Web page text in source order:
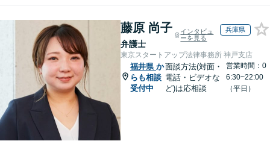
藤原 尚子
弁護士
インタビュ
ーを見る
兵庫県
東京スタートアップ法律事務所 神戸支店
福井県 か
らも相談
受付中
面談方法(対面・
電話・ビデオな
ど)は応相談
営業時間：0
6:30~22:00
（平日）